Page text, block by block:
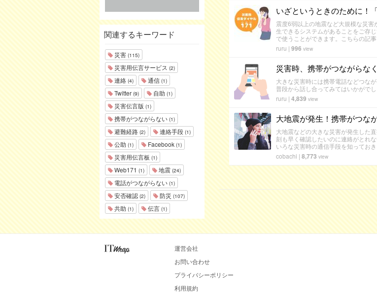
関連するキーワード
災害 (115)
災害用伝言サービス (2)
連絡 (4) 通信 (1)
Twitter (9) 自助 (1)
災害伝言版 (1)
携帯がつながらない (1)
避難経路 (2) 連絡手段 (1)
公助 (1) Facebook (1)
災害用伝言板 (1)
Web171 (1) 地震 (24)
電話がつながらない (1)
安否確認 (2) 防災 (107)
共助 (1) 伝言 (1)
いざというときのために！
震度6弱以上の地震など大規模な災
生できるシステムがあることをご存
で使うことができます。こちらの記
ruru | 996 view
災害時、携帯がつながらな
大きな災害時には携帯電話などつな
普段から話し合ってみてはいかがで
ruru | 4,839 view
大地震が発生！携帯がつな
大地震などの大きな災害が発生した
刻も早く確認したいのに連絡がとれ
いろな災害時の通信手段を知っておき
cobachi | 8,773 view
運営会社
お問い合わせ
プライバシーポリシー
利用規約